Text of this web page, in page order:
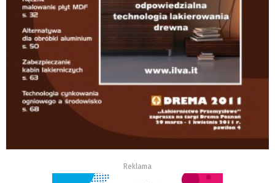
Reklama